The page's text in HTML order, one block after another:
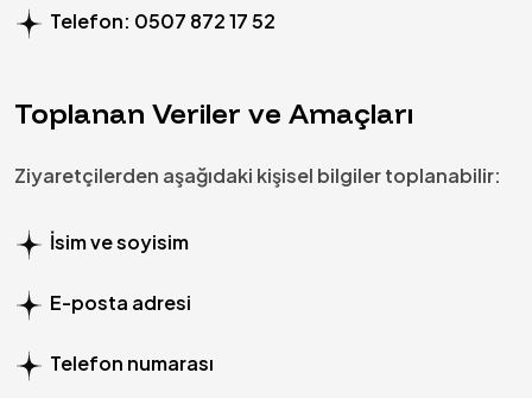
Telefon: 0507 872 17 52
Toplanan Veriler ve Amaçları
Ziyaretçilerden aşağıdaki kişisel bilgiler toplanabilir:
İsim ve soyisim
E-posta adresi
Telefon numarası